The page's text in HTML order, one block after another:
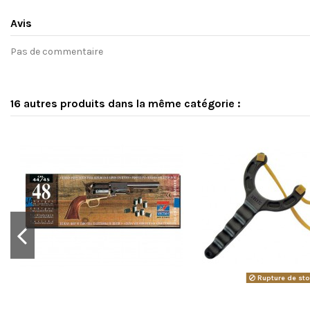
Avis
Pas de commentaire
16 autres produits dans la même catégorie :
Rupture de